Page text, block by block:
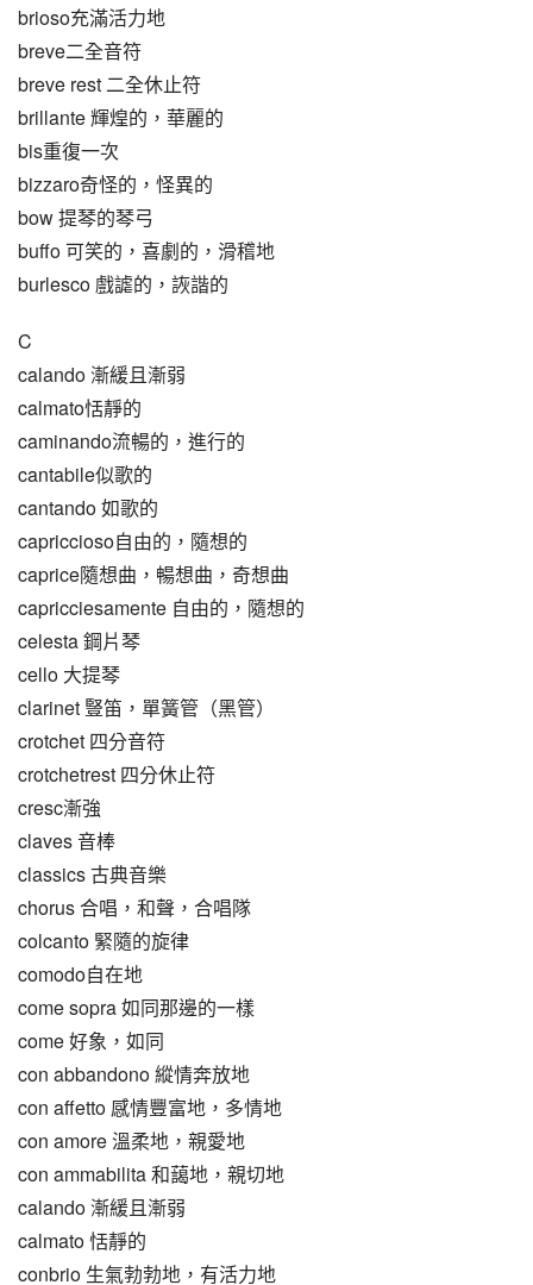
brioso充滿活力地
breve二全音符
breve rest 二全休止符
brillante 輝煌的，華麗的
bis重復一次
bizzaro奇怪的，怪異的
bow 提琴的琴弓
buffo 可笑的，喜劇的，滑稽地
burlesco 戲謔的，詼諧的
C
calando 漸緩且漸弱
calmato恬靜的
caminando流暢的，進行的
cantabile似歌的
cantando 如歌的
capriccioso自由的，隨想的
caprice隨想曲，暢想曲，奇想曲
capricciesamente 自由的，隨想的
celesta 鋼片琴
cello 大提琴
clarinet 豎笛，單簧管（黑管）
crotchet 四分音符
crotchetrest 四分休止符
cresc漸強
claves 音棒
classics 古典音樂
chorus 合唱，和聲，合唱隊
colcanto 緊隨的旋律
comodo自在地
come sopra 如同那邊的一樣
come 好象，如同
con abbandono 縱情奔放地
con affetto 感情豐富地，多情地
con amore 溫柔地，親愛地
con ammabilita 和藹地，親切地
calando 漸緩且漸弱
calmato 恬靜的
conbrio 生氣勃勃地，有活力地